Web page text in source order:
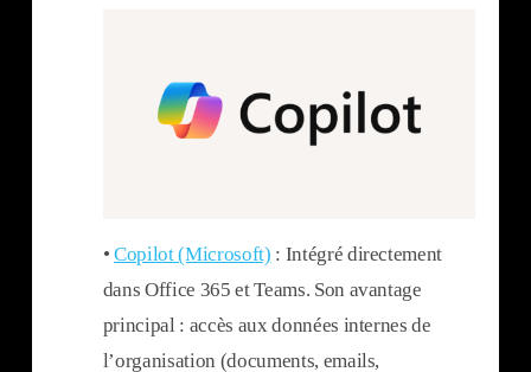
•Copilot (Microsoft) : Intégré directement
dans Office 365 et Teams. Son avantage
principal : accès aux données internes de
l’organisation (documents, emails,